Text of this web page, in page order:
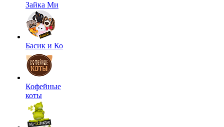
Зайка Ми
Басик и Ко
Кофейные
коты